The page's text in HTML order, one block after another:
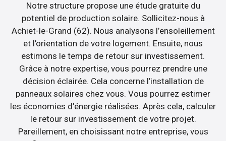
Notre structure propose une étude gratuite du
potentiel de production solaire. Sollicitez-nous à
Achiet-le-Grand (62). Nous analysons l’ensoleillement
et l’orientation de votre logement. Ensuite, nous
estimons le temps de retour sur investissement.
Grâce à notre expertise, vous pourrez prendre une
décision éclairée. Cela concerne l’installation de
panneaux solaires chez vous. Vous pourrez estimer
les économies d’énergie réalisées. Après cela, calculer
le retour sur investissement de votre projet.
Pareillement, en choisissant notre entreprise, vous